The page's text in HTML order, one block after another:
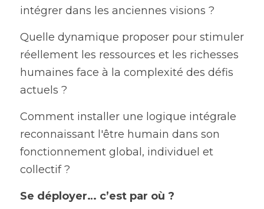
intégrer dans les anciennes visions ?
Quelle dynamique proposer pour stimuler
réellement les ressources et les richesses
humaines face à la complexité des défis
actuels ?
Comment installer une logique intégrale
reconnaissant l'être humain dans son
fonctionnement global, individuel et
collectif ?
Se déployer… c’est par où ?